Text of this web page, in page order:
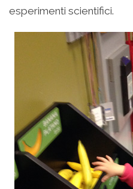
esperimenti scientifici.